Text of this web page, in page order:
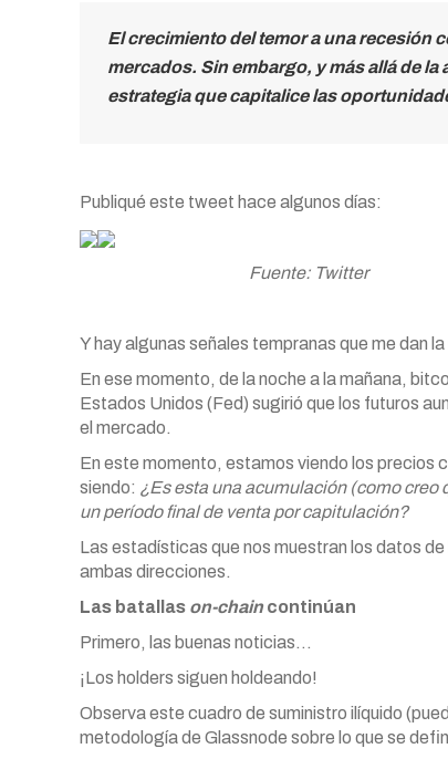
El crecimiento del temor a una recesión
mercados. Sin embargo, y más allá de
estrategia que capitalice las
Publiqué este tweet hace algunos días:
Fuente: Twitter
Y hay algunas señales tempranas que me dan
En ese momento, de la noche a la mañana,
Estados Unidos (Fed) sugirió que los futuros
el mercado.
En este momento, estamos viendo los precios
siendo: ¿Es esta una acumulación (como creo
un período final de venta por capitulación?
Las estadísticas que nos muestran los datos
ambas direcciones.
Las batallas on-chaincontinúan
Primero, las buenas noticias…
¡Los holders siguen holdeando!
Observa este cuadro de suministro ilíquido
metodología de Glassnode sobre lo que se